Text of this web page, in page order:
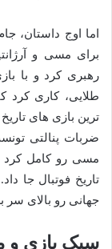
برای مسی و
رهبری کرد و با
طلایی، کاری کرد
ترین بازی های
ضربات پنالتی
مسی رو کامل کرد
تاریخ فوتبال جا
جهانی رو بالای سر
سبک بازی و